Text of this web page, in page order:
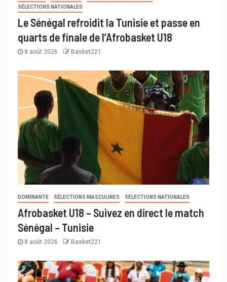
SÉLECTIONS NATIONALES
Le Sénégal refroidit la Tunisie et passe en
quarts de finale de l’Afrobasket U18
8 août 2026 Basket221
DOMINANTE SÉLECTIONS MASCULINES SÉLECTIONS NATIONALES
Afrobasket U18 – Suivez en direct le match
Sénégal – Tunisie
8 août 2026 Basket221